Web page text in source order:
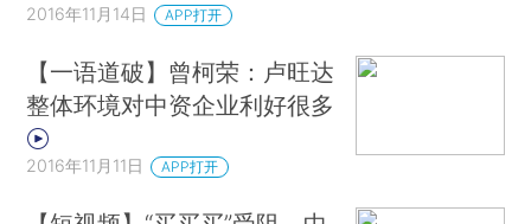
2016年11月14日 APP打开
【一语道破】曾柯荣：卢旺达
整体环境对中资企业利好很多
2016年11月11日 APP打开